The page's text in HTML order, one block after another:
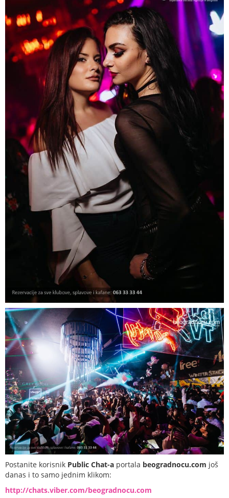
Postanite korisnik Public Chat-a portala beogradnocu.com još
danas i to samo jednim klikom:
http://chats.viber.com/beogradnocu.com